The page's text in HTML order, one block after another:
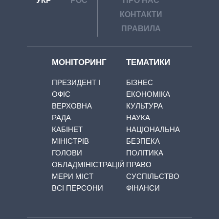
КОНТАКТИ
ПРАВИЛА
МОНІТОРИНГ
ПРЕЗИДЕНТ І
ОФІС
ВЕРХОВНА
РАДА
КАБІНЕТ
МІНІСТРІВ
ГОЛОВИ
ОБЛАДМІНІСТРАЦІЙ
МЕРИ МІСТ
ВСІ ПЕРСОНИ
ТЕМАТИКИ
БІЗНЕС
ЕКОНОМІКА
КУЛЬТУРА
НАУКА
НАЦІОНАЛЬНА
БЕЗПЕКА
ПОЛІТИКА
ПРАВО
СУСПІЛЬСТВО
ФІНАНСИ